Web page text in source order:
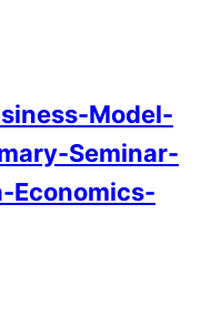
Model-
Seminar-
Economics-